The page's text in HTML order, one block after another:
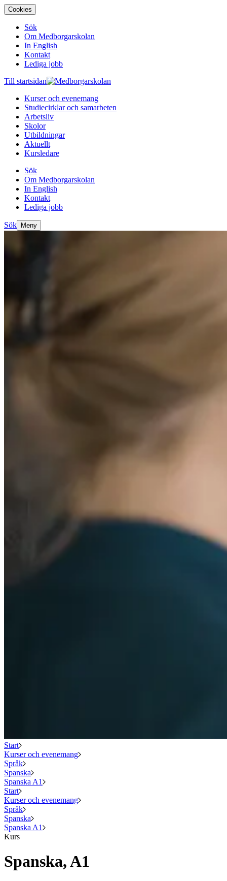
Cookies
Sök
Om Medborgarskolan
In English
Kontakt
Lediga jobb
Till startsidan
Kurser och evenemang
Studiecirklar och samarbeten
Arbetsliv
Skolor
Utbildningar
Aktuellt
Kursledare
Sök
Om Medborgarskolan
In English
Kontakt
Lediga jobb
Sök Meny
Start
Kurser och evenemang
Språk
Spanska
Spanska A1
Start
Kurser och evenemang
Språk
Spanska
Spanska A1
Kurs
Spanska, A1